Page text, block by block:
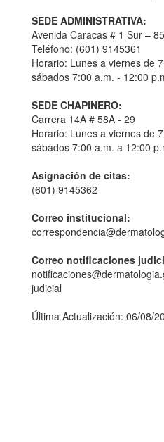
SEDE ADMINISTRATIVA:
Avenida Caracas # 1 Sur – 85
Teléfono: (601) 9145361
Horario: Lunes a viernes de
sábados 7:00 a.m. - 12:00
SEDE CHAPINERO:
Carrera 14A # 58A - 29
Horario: Lunes a viernes de
sábados 7:00 a.m. a 12:00
Asignación de citas:
(601) 9145362
Correo institucional:
Correo notificaciones
judicial
Última Actualización: 06/08/